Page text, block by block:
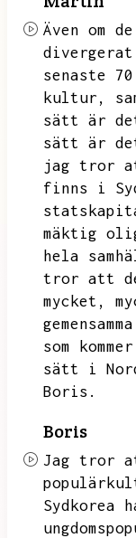
Även om
divergerat
senaste
kultur,
sätt är
sätt är
jag tror
finns i
mäktig
hela
tror att
mycket,
som
sätt i
Boris.
Boris
Jag tror